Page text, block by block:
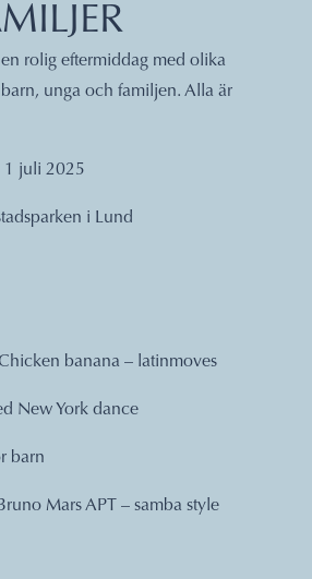
rolig eftermiddag med olika
unga och familjen. Alla är
1 juli 2025
i Lund
banana – latinmoves
New York dance
barn
Mars APT – samba style